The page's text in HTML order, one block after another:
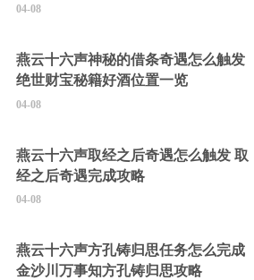
04-08
燕云十六声神秘的借条奇遇怎么触发
绝世财宝秘籍好酒位置一览
04-08
燕云十六声取经之后奇遇怎么触发 取
经之后奇遇完成攻略
04-08
燕云十六声方孔铸归思任务怎么完成
金沙川万事知方孔铸归思攻略